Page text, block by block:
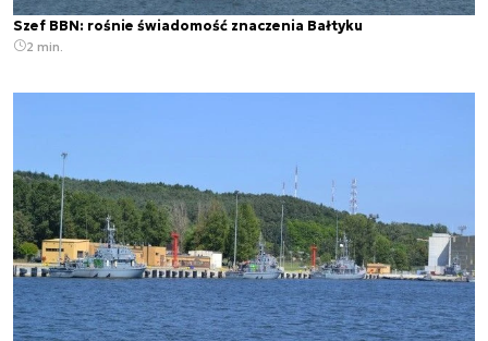
Szef BBN: rośnie świadomość znaczenia Bałtyku
2 min.